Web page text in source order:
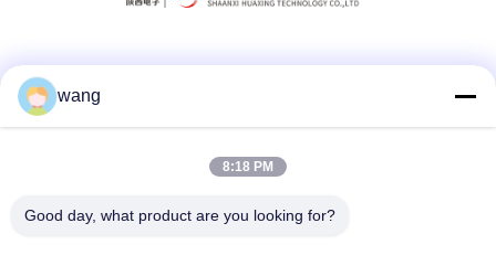
Γρήγορη επικοινωνία
Τηλ.
wang
8:18 PM
Good day, what product are you looking for?